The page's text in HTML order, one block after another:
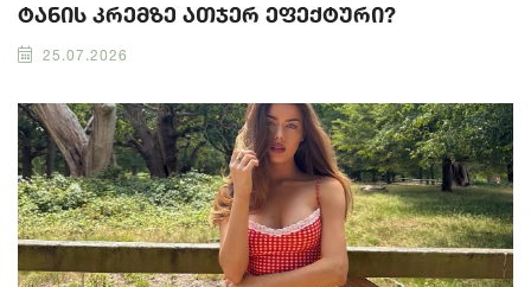
ტანის კრემზე ათჯერ ეფექტური?
25.07.2026